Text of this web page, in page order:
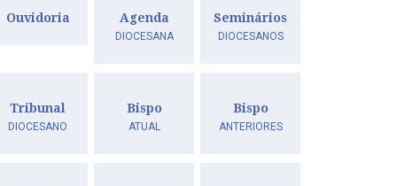
Ouvidoria Agenda
DIOCESANA
Seminários
DIOCESANOS
Tribunal
DIOCESANO
Bispo
ATUAL
Bispo
ANTERIORES